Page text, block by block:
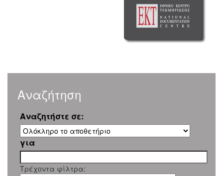
Αναζήτηση
Αναζητήστε σε:
για
Τρέχοντα φίλτρα: